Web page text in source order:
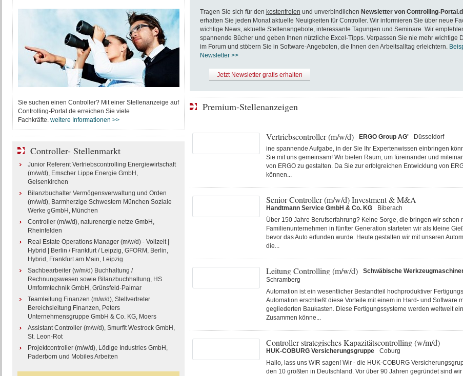
Tragen Sie sich für den kostenfreien und unverbindlichen Newsletter von Controlling-
erhalten Sie jeden Monat aktuelle Neuigkeiten für Controller. Wir informieren Sie über neue
wichtige News, aktuelle Stellenangebote, interessante Tagungen und Seminare. Wir
spannende Bücher und geben Ihnen nützliche Excel-Tipps. Verpassen Sie nie mehr wichtige
im Forum und stöbern Sie in Software-Angeboten, die Ihnen den Arbeitsalltag erleichtern.
Newsletter >>
Jetzt Newsletter gratis erhalten
Premium-Stellenanzeigen
Vertriebscontroller (m/w/d) ERGO Group AG'
Düsseldorf
ine spannende Aufgabe, in der Sie Ihr Expertenwissen einbringen
Sie mit uns gemeinsam! Wir bieten Raum, um füreinander und
von ERGO zu gestalten. Da Sie zur erfolgreichen Entwicklung von
können...
Senior Controller (m/w/d) Investment & M&A
Handtmann Service GmbH & Co. KG
Biberach
Über 150 Jahre Berufserfahrung? Keine Sorge, die bringen wir schon
Familienunternehmen in fünfter Generation starteten wir als kleine
bevor das Auto erfunden wurde. Heute gestalten wir mit unseren
die...
Leitung Controlling (m/w/d)
Schwäbische
Schramberg
Automation ist ein wesentlicher Bestandteil hochproduktiver
Automation erschließt diese Vorteile mit einem in Hard- und Software
gegliederten Baukasten. Diese Fertigungs­systeme werden weltweit
Zusammen könne...
Controller strategisches Kapazitätscontrolling (w/m/d)
HUK-COBURG Versicherungsgruppe
Coburg
Hallo, lass uns WIR sagen! Wir - die HUK-COBURG
den 10 größten in Deutschland. Vor über 90 Jahren gegründet sind wir
Sie suchen einen Controller? Mit einer Stellenanzeige auf
Controlling-Portal.de erreichen Sie viele
Fachkräfte. weitere Informationen >>
Controller- Stellenmarkt
Junior Referent Vertriebscontrolling Energiewirtschaft
(m/w/d), Emscher Lippe Energie GmbH,
Gelsenkirchen
Bilanzbuchalter Vermögensverwaltung und Orden
(m/w/d), Barmherzige Schwestern München Soziale
Werke gGmbH, München
Controller (m/w/d), naturenergie netze GmbH,
Rheinfelden
Real Estate Operations Manager (m/w/d) - Vollzeit |
Hybrid | Berlin / Frankfurt / Leipzig, GFORM, Berlin,
Hybrid, Frankfurt am Main, Leipzig
Sachbearbeiter (w/m/d) Buchhaltung /
Rechnungswesen sowie Bilanzbuchhaltung, HS
Umformtechnik GmbH, Grünsfeld-Paimar
Teamleitung Finanzen (m/w/d), Stellvertreter
Bereichsleitung Finanzen, Peters
Unternehmensgruppe GmbH & Co. KG, Moers
Assistant Controller (m/w/d), Smurfit Westrock GmbH,
St. Leon-Rot
Projektcontroller (m/w/d), Lödige Industries GmbH,
Paderborn und Mobiles Arbeiten